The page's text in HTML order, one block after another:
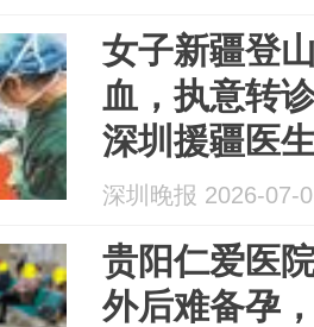
女子新疆登
血，执意转
深圳援疆医
将她从死亡
深圳晚报 2026-07-
贵阳仁爱医
外后难备孕